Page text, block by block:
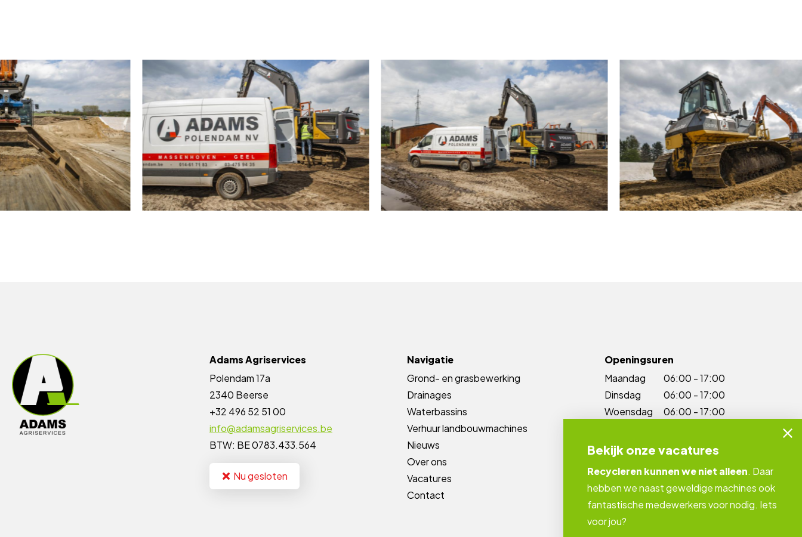
Adams Agriservices
Polendam 17a
2340 Beerse
+32 496 52 51 00
info@adamsagriservices.be
BTW: BE 0783.433.564
Nu gesloten
Navigatie
Grond- en grasbewerking
Drainages
Waterbassins
Verhuur landbouwmachines
Nieuws
Over ons
Vacatures
Contact
Openingsuren
Maandag
06:00 - 17:00
Dinsdag
06:00 - 17:00
Woensdag
06:00 - 17:00
Vrijdag
06:00 - 17:00
Zondag
gesloten
Bekijk onze vacatures
Recycleren kunnen we niet alleen. Daar
hebben we naast geweldige machines ook
fantastische medewerkers voor nodig. Iets
voor jou?